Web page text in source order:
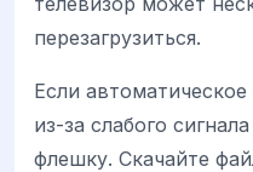
перезагрузиться.
Если
из-за слабого
флешку. Скачайте